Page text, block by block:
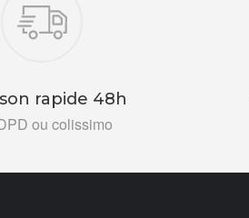
rapide 48h
ou colissimo